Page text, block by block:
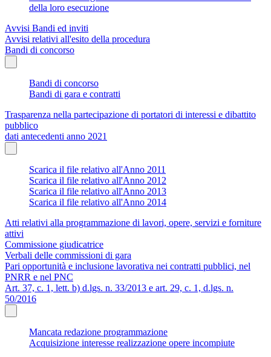
della loro esecuzione
Avvisi Bandi ed inviti
Avvisi relativi all'esito della procedura
Bandi di concorso
Bandi di concorso
Bandi di gara e contratti
Trasparenza nella partecipazione di portatori di interessi e dibattito
pubblico
dati antecedenti anno 2021
Scarica il file relativo all'Anno 2011
Scarica il file relativo all'Anno 2012
Scarica il file relativo all'Anno 2013
Scarica il file relativo all'Anno 2014
Atti relativi alla programmazione di lavori, opere, servizi e forniture
attivi
Commissione giudicatrice
Verbali delle commissioni di gara
Pari opportunità e inclusione lavorativa nei contratti pubblici, nel
PNRR e nel PNC
Art. 37, c. 1, lett. b) d.lgs. n. 33/2013 e art. 29, c. 1, d.lgs. n.
50/2016
Mancata redazione programmazione
Acquisizione interesse realizzazione opere incompiute